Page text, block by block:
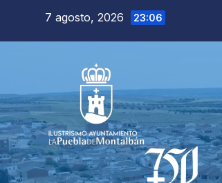
7 agosto, 2026 23:06